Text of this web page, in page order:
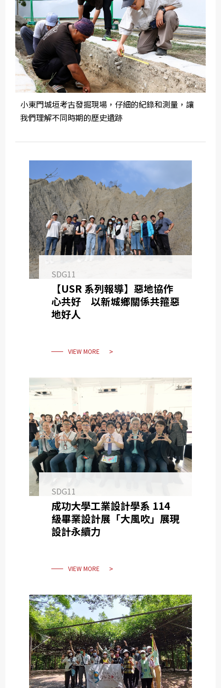
小東門城垣考古發掘現場，仔細的紀錄和測量，讓
我們理解不同時期的歷史遺跡
SDG11
【USR 系列報導】惡地協作
心共好 以新城鄉關係共箍惡
地好人
VIEW MORE
SDG11
成功大學工業設計學系 114
級畢業設計展「大風吹」展現
設計永續力
VIEW MORE